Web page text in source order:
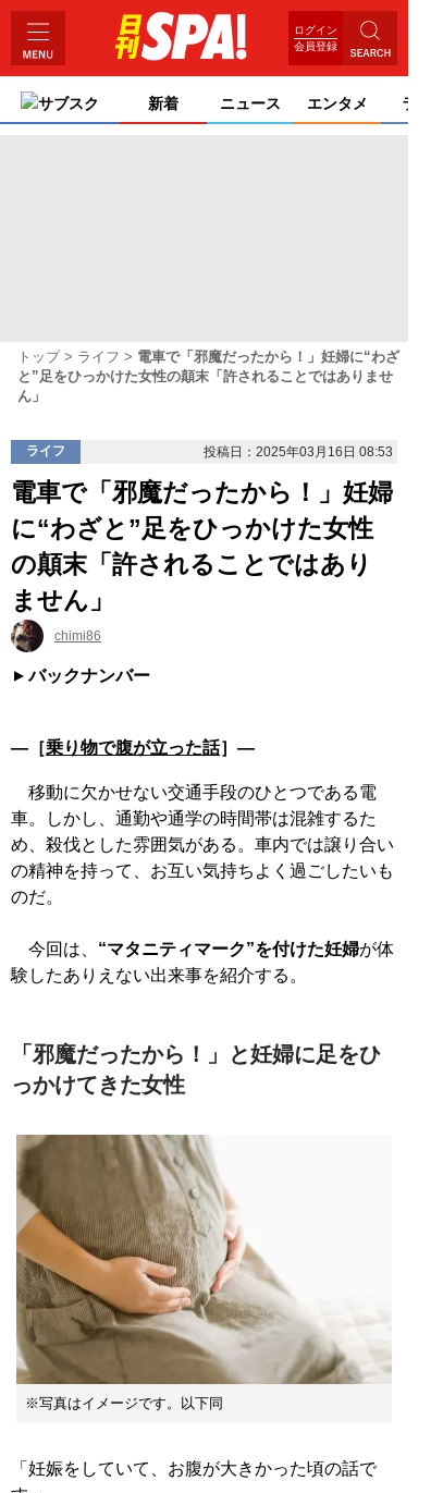
ログイン
会員登録
サブスク 新着 ニュース エンタメ ライ
トップ ライフ
電車で「邪魔だったから！」妊婦に“わざ
と”足をひっかけた女性の顛末「許されることではありませ
ん」
ライフ 投稿日：2025年03月16日 08:53
電車で「邪魔だったから！」妊婦
に“わざと”足をひっかけた女性
の顛末「許されることではあり
ません」
chimi86
バックナンバー
―［乗り物で腹が立った話］―
移動に欠かせない交通手段のひとつである電
車。しかし、通勤や通学の時間帯は混雑するた
め、殺伐とした雰囲気がある。車内では譲り合い
の精神を持って、お互い気持ちよく過ごしたいも
のだ。
今回は、 “マタニティマーク”を付けた妊婦が体
験したありえない出来事を紹介する。
「邪魔だったから！」と妊婦に足をひ
っかけてきた女性
※写真はイメージです。以下同
「妊娠をしていて、お腹が大きかった頃の話で